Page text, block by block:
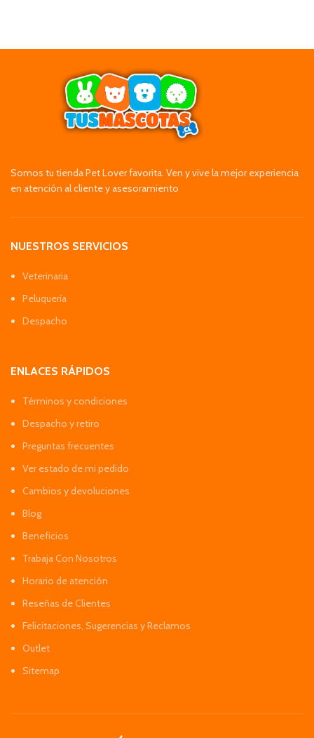
Somos tu tienda Pet Lover favorita. Ven y vive la mejor experiencia
en atención al cliente y asesoramiento
NUESTROS SERVICIOS
Veterinaria
Peluquería
Despacho
ENLACES RÁPIDOS
Términos y condiciones
Despacho y retiro
Preguntas frecuentes
Ver estado de mi pedido
Cambios y devoluciones
Blog
Beneficios
Trabaja Con Nosotros
Horario de atención
Reseñas de Clientes
Felicitaciones, Sugerencias y Reclamos
Outlet
Sitemap